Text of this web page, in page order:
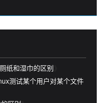
纸和湿巾的区别
测试某个用户对某个文件